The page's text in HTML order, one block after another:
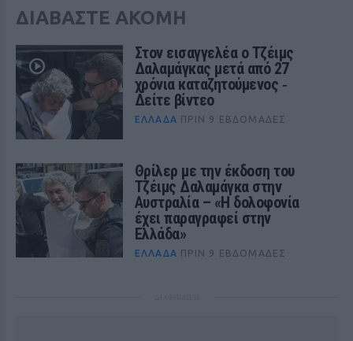
ΔΙΑΒΑΣΤΕ ΑΚΟΜΗ
Στον εισαγγελέα ο Τζέιμς
Δαλαμάγκας μετά από 27
χρόνια καταζητούμενος ‑
Δείτε βίντεο
ΕΛΛΆΔΑ ΠΡΙΝ 9 ΕΒΔΟΜΆΔΕΣ
Θρίλερ με την έκδοση του
Τζέιμς Δαλαμάγκα στην
Αυστραλία – «Η δολοφονία
έχει παραγραφεί στην
Ελλάδα»
ΕΛΛΆΔΑ ΠΡΙΝ 9 ΕΒΔΟΜΆΔΕΣ